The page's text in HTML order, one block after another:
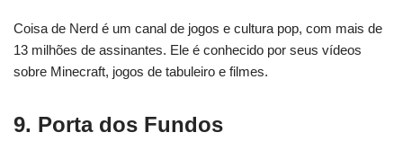
Coisa de Nerd é um canal de jogos e cultura pop, com mais de
13 milhões de assinantes. Ele é conhecido por seus vídeos
sobre Minecraft, jogos de tabuleiro e filmes.
9. Porta dos Fundos